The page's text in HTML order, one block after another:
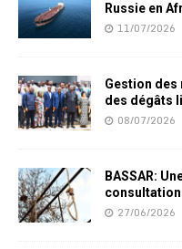
Russie en
11/07/2026
Gestion des
des dégâts
08/07/2026
BASSAR:
consultation
27/06/2026